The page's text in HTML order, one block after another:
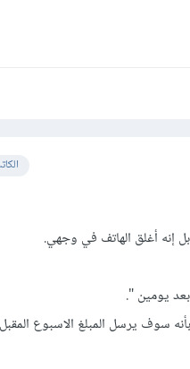
إنه أغلق الهاتف في وجهي.
يومين ".
سوف يرسل المبلغ الاسبوع